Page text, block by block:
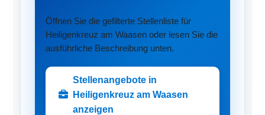
Öffnen Sie die gefilterte Stellenliste für
Heiligenkreuz am Waasen oder lesen Sie die
ausführliche Beschreibung unten.
Stellenangebote in
Heiligenkreuz am Waasen
anzeigen